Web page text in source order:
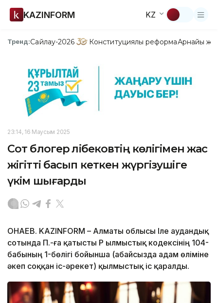
KAZINFORM KZ
Тренд:Сайлау-2026 Конституциялық реформаАрнайы
23:14, 16 Маусым 2025
Сот блогер Әлібековтің көлігімен жас
жігітті басып кеткен жүргізушіге
үкім шығарды
ҚОНАЕВ. KAZINFORM – Алматы облысы Іле аудандық
сотында П.-ға қатысты ҚР Қылмыстық кодексінің 104-
бабының 1-бөлігі бойынша (абайсызда адам өліміне
әкеп соққан іс-әрекет) қылмыстық іс қаралды.